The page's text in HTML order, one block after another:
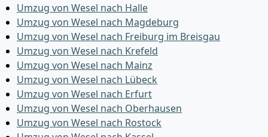
Umzug von Wesel nach Halle
Umzug von Wesel nach Magdeburg
Umzug von Wesel nach Freiburg im Breisgau
Umzug von Wesel nach Krefeld
Umzug von Wesel nach Mainz
Umzug von Wesel nach Lübeck
Umzug von Wesel nach Erfurt
Umzug von Wesel nach Oberhausen
Umzug von Wesel nach Rostock